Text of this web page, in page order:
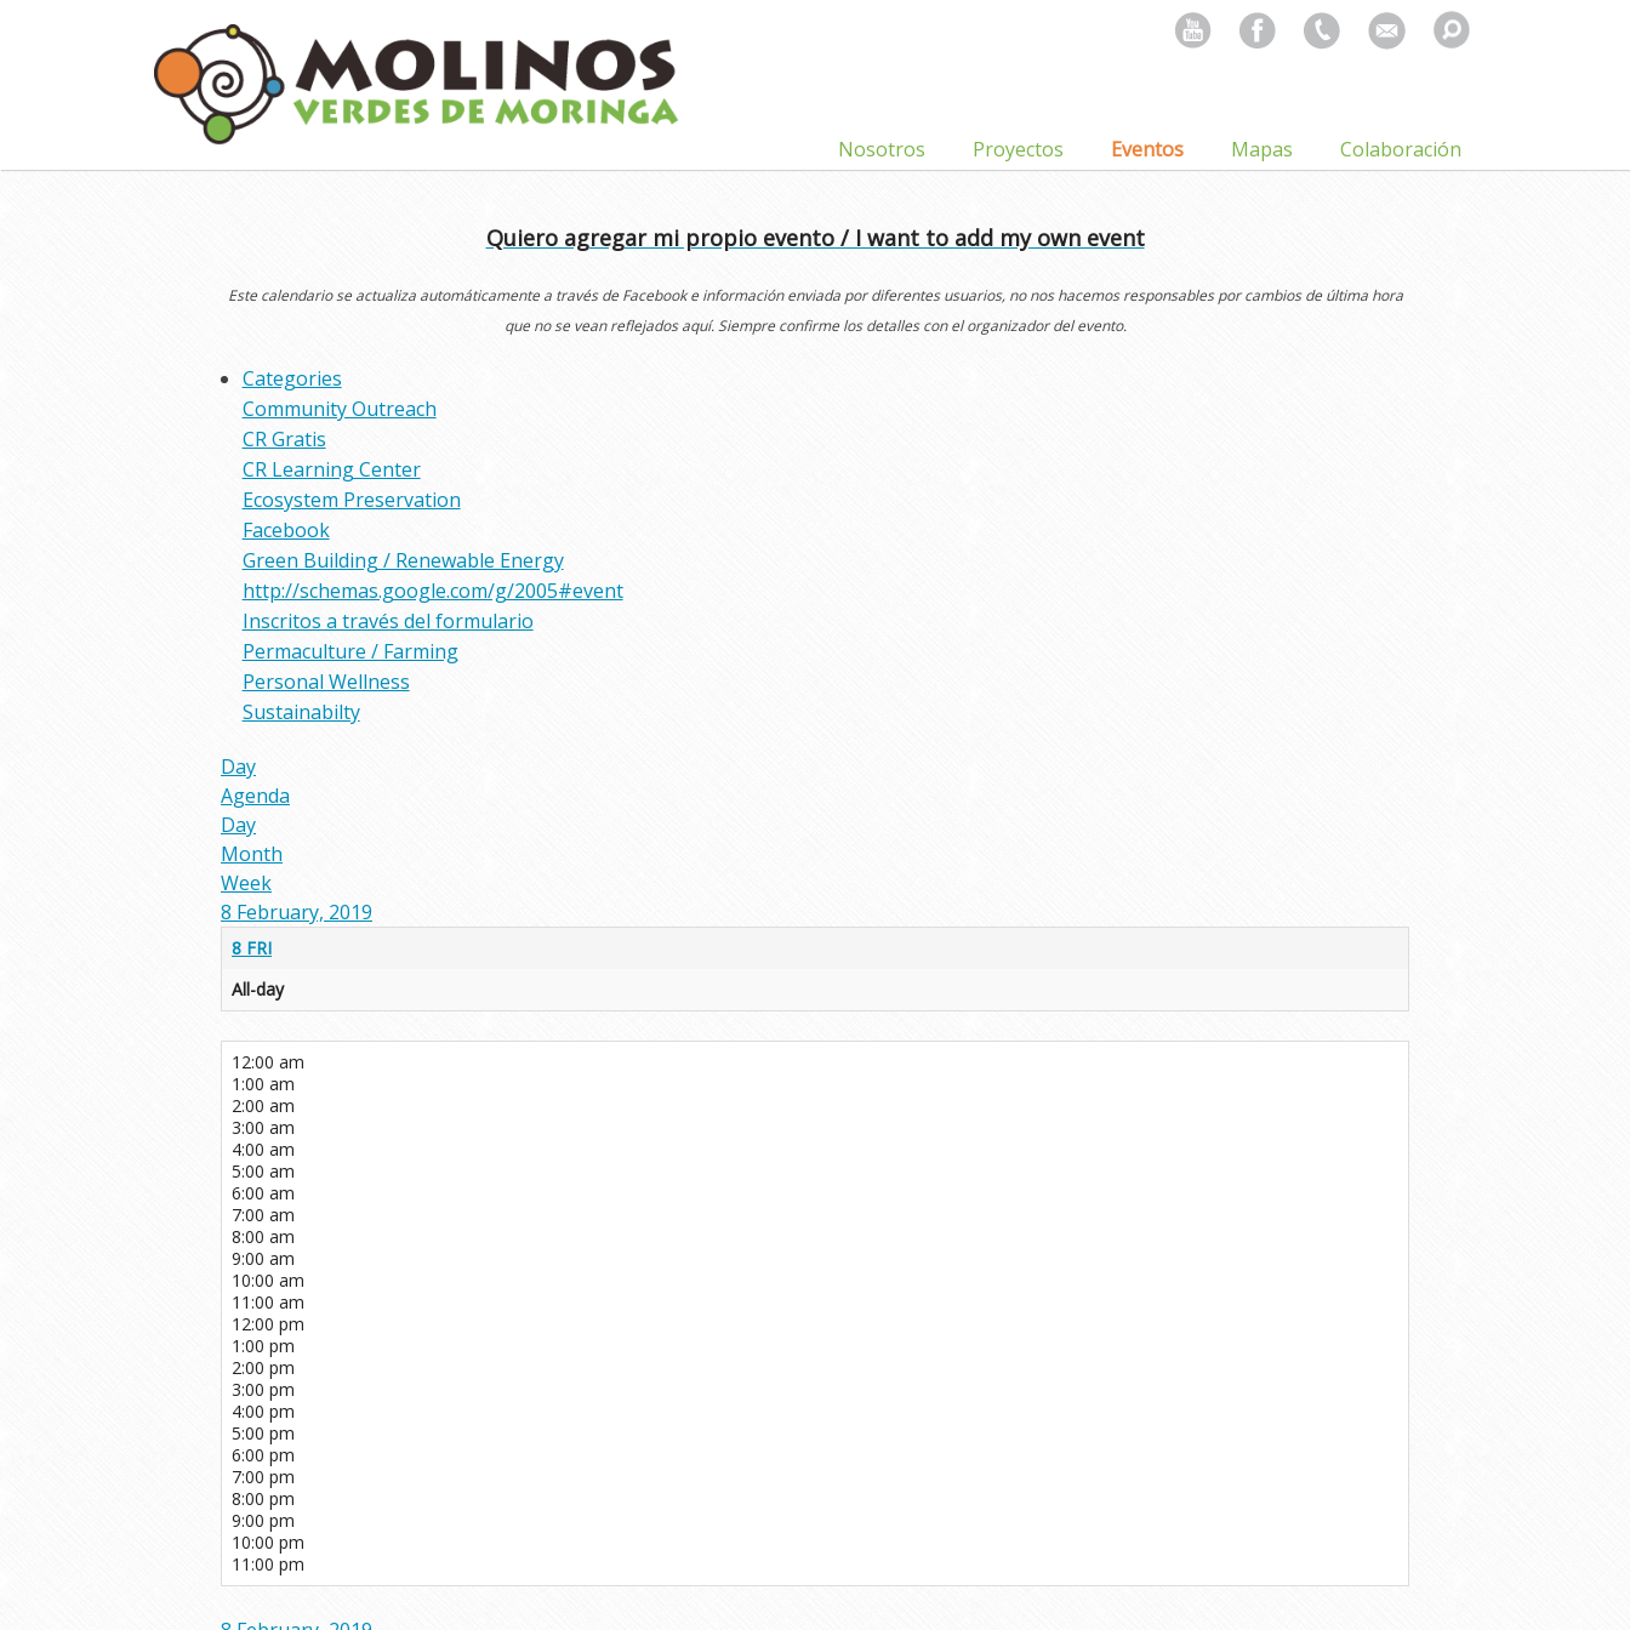
Search
for:
Nosotros Proyectos Eventos Mapas Colaboración
Quiero agregar mi propio evento / I want to add my own event
Este calendario se actualiza automáticamente a través de Facebook e información enviada por diferentes usuarios, no nos hacemos responsables por cambios de última hora
que no se vean reflejados aquí. Siempre confirme los detalles con el organizador del evento.
Categories
Community Outreach
CR Gratis
CR Learning Center
Ecosystem Preservation
Facebook
Green Building / Renewable Energy
http://schemas.google.com/g/2005#event
Inscritos a través del formulario
Permaculture / Farming
Personal Wellness
Sustainabilty
Day
Agenda
Day
Month
Week
8 February, 2019
8 FRI
All-day
12:00 am
1:00 am
2:00 am
3:00 am
4:00 am
5:00 am
6:00 am
7:00 am
8:00 am
9:00 am
10:00 am
11:00 am
12:00 pm
1:00 pm
2:00 pm
3:00 pm
4:00 pm
5:00 pm
6:00 pm
7:00 pm
8:00 pm
9:00 pm
10:00 pm
11:00 pm